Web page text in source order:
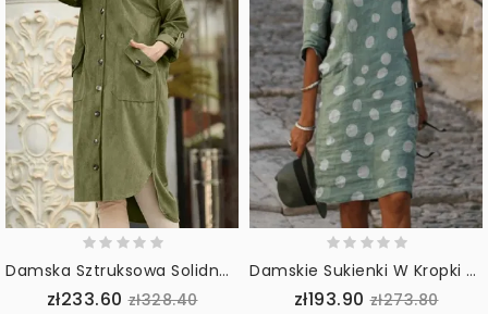
Damska Sztruksowa Solidna Muzułmańska Sukienka Z Kołnierzykiem Raglanowym Z Przodu Z Wysokim Niskim Stanem
zł233.60 zł328.40
Damskie Sukienki W Kropki Z Dekoltem W Kropki
zł193.90 zł273.80